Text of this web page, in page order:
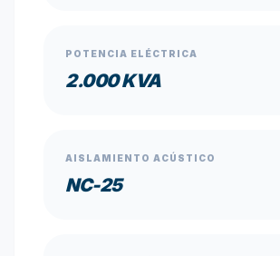
POTENCIA ELÉCTRICA
2.000 KVA
AISLAMIENTO ACÚSTICO
NC-25